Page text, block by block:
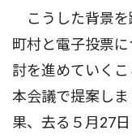
こうした背景を
町村と電子投票
討を進めていく
本会議で提案し
果、去る５月27